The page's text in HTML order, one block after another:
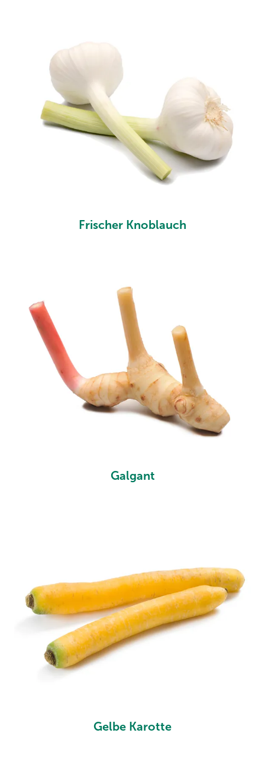
Frischer Knoblauch
Galgant
Gelbe Karotte